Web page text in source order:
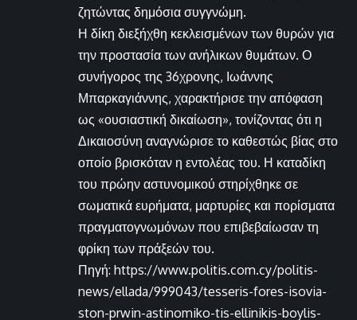
ζητώντας δημόσια συγγνώμη.
Η δίκη διεξήχθη κεκλεισμένων των θυρών για
την προστασία των ανήλικων θυμάτων. Ο
συνήγορος της 36χρονης, Ιωάννης
Μπαρκαγιάννης, χαρακτήρισε την απόφαση
ως «ουσιαστική δικαίωση», τονίζοντας ότι η
Δικαιοσύνη αναγνώρισε το καθεστώς βίας στο
οποίο βρισκόταν η εντολέας του. Η καταδίκη
του πρώην αστυνομικού στηρίχθηκε σε
σωματικά ευρήματα, μαρτυρίες και πορίσματα
πραγματογνωμόνων που επιβεβαίωσαν τη
φρίκη των πράξεών του.
Πηγή: https://www.politis.com.cy/politis-
news/ellada/999043/tesseris-fores-isovia-
ston-prwin-astinomiko-tis-ellinikis-boylis-